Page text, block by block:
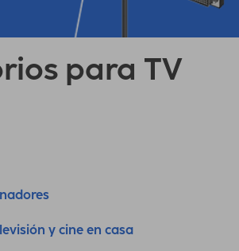
para TV
y cine en casa